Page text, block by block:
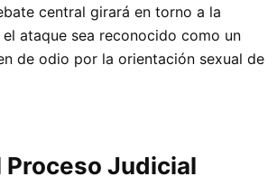
central girará en torno a la
ataque sea reconocido como un
de odio por la orientación sexual de
Proceso Judicial